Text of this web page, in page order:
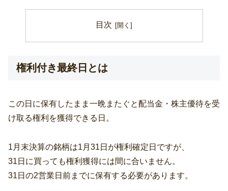
目次
権利付き最終日とは
この日に保有したまま一晩またぐと配当金・株主優待を受
け取る権利を獲得できる日。
1月末決算の銘柄は1月31日が権利確定日ですが、
31日に買っても権利獲得には間に合いません。
31日の2営業日前までに保有する必要があります。